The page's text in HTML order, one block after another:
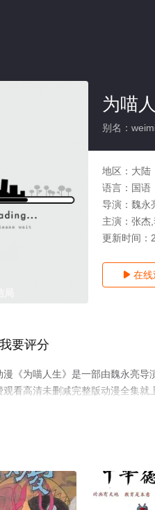
为喵
别名：
地区： 大陆
语言： 国语
导演： 魏永
主演： 张杰
更新时间：
 在线
我要评分
漫《为喵人生》是一部由魏永亮
看高清未删减完整版动漫全集就